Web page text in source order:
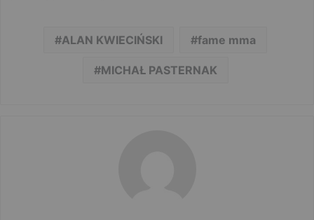
ALAN KWIECIŃSKI fame mma
MICHAŁ PASTERNAK